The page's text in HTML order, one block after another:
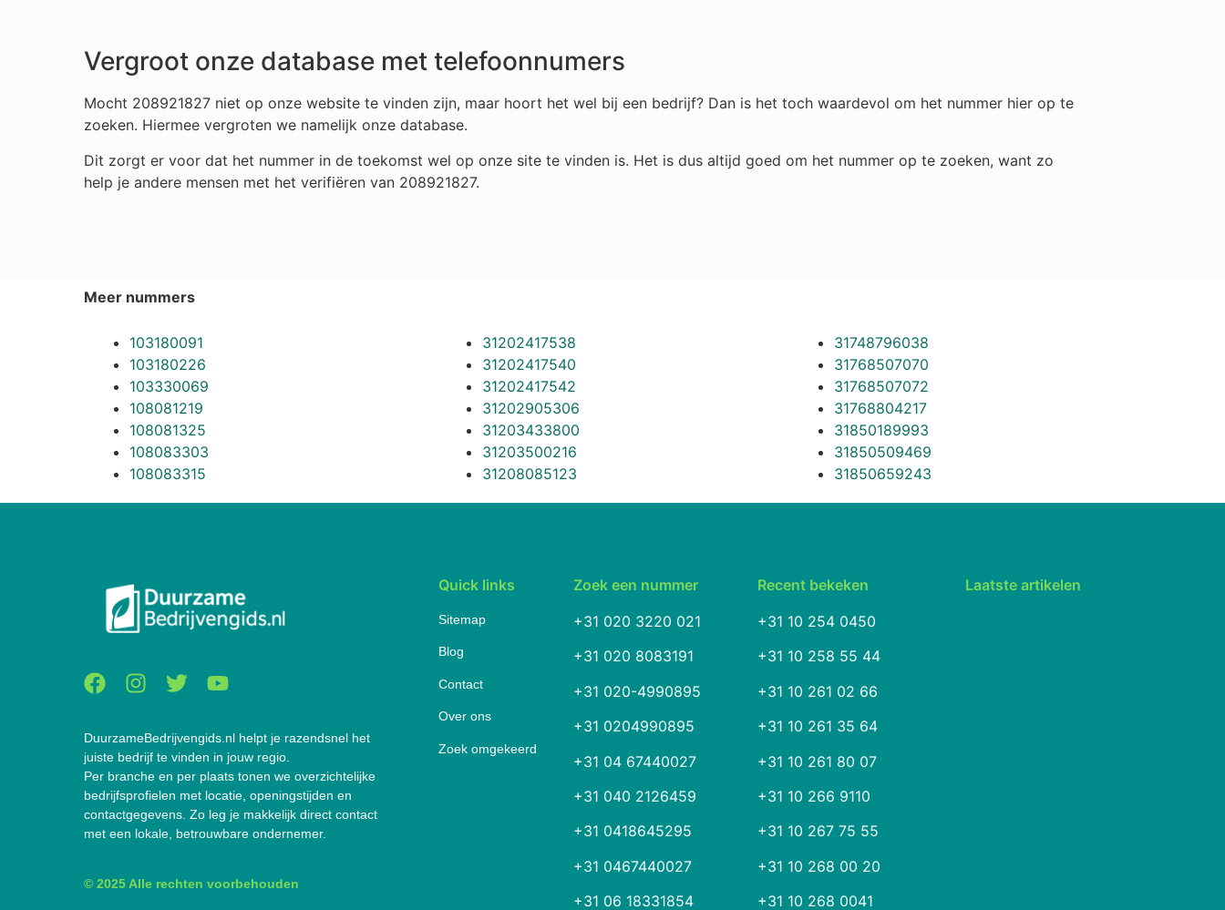
Vergroot onze database met telefoonnumers
Mocht 208921827 niet op onze website te vinden zijn, maar hoort het wel bij een bedrijf? Dan is het toch waardevol om het nummer hier op te
zoeken. Hiermee vergroten we namelijk onze database.
Dit zorgt er voor dat het nummer in de toekomst wel op onze site te vinden is. Het is dus altijd goed om het nummer op te zoeken, want zo
help je andere mensen met het verifiëren van 208921827.
Meer nummers
103180091
103180226
103330069
108081219
108081325
108083303
108083315
31202417538
31202417540
31202417542
31202905306
31203433800
31203500216
31208085123
31748796038
31768507070
31768507072
31768804217
31850189993
31850509469
31850659243
DuurzameBedrijvengids.nl helpt je razendsnel het
juiste bedrijf te vinden in jouw regio.
Per branche en per plaats tonen we overzichtelijke
bedrijfsprofielen met locatie, openingstijden en
contactgegevens. Zo leg je makkelijk direct contact
met een lokale, betrouwbare ondernemer.
© 2025 Alle rechten voorbehouden
Quick links
Sitemap
Blog
Contact
Over ons
Zoek omgekeerd
Zoek een nummer
+31 020 3220 021
+31 020 8083191
+31 020-4990895
+31 0204990895
+31 04 67440027
+31 040 2126459
+31 0418645295
+31 0467440027
+31 06 18331854
Recent bekeken
+31 10 254 0450
+31 10 258 55 44
+31 10 261 02 66
+31 10 261 35 64
+31 10 261 80 07
+31 10 266 9110
+31 10 267 75 55
+31 10 268 00 20
+31 10 268 0041
Laatste artikelen